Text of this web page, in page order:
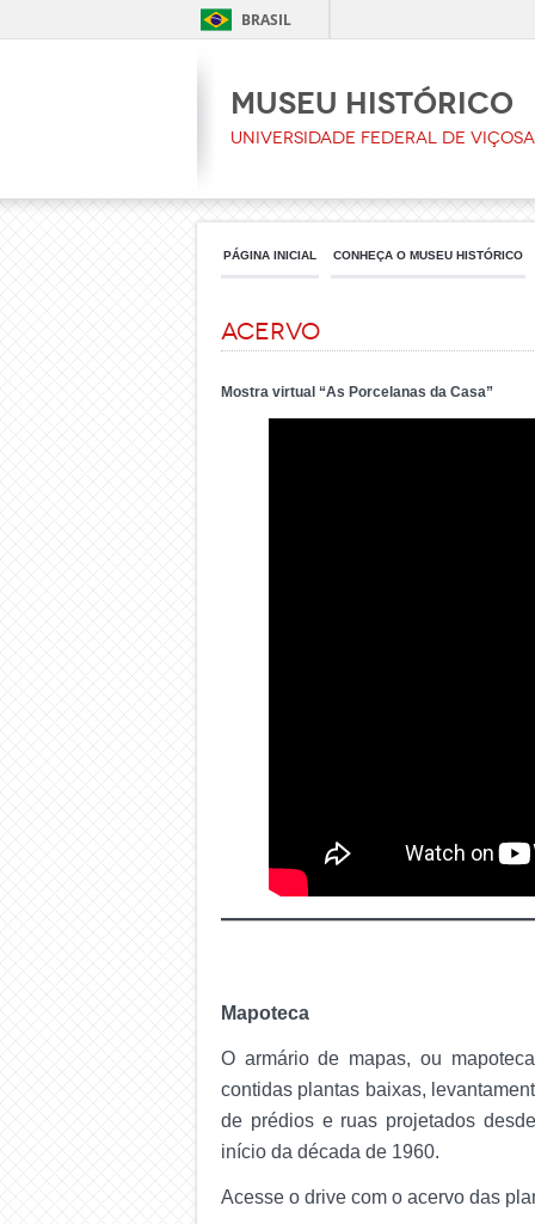
BRASIL
Museu Histórico
Universidade Federal de Viçosa
PÁGINA INICIAL CONHEÇA O MUSEU HISTÓRICO
Acervo
Mostra virtual “As Porcelanas da Casa”
Mapoteca
O armário de mapas, ou
contidas plantas baixas,
de prédios e ruas projetados
início da década de 1960.
Acesse o drive com o acervo das